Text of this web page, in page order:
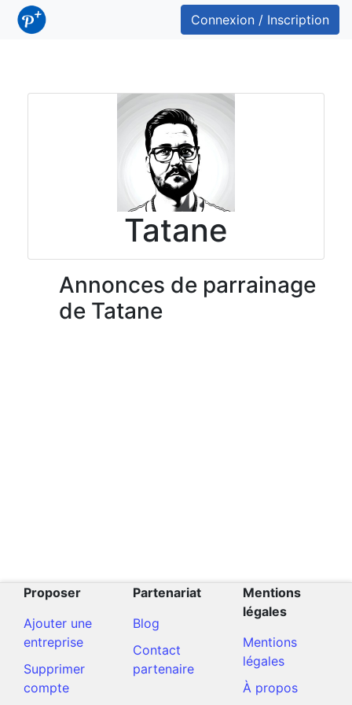
Connexion / Inscription
Tatane
Annonces de parrainage
de Tatane
Proposer
Ajouter une
entreprise
Supprimer
compte
Partenariat
Blog
Contact
partenaire
Mentions
légales
Mentions
légales
À propos